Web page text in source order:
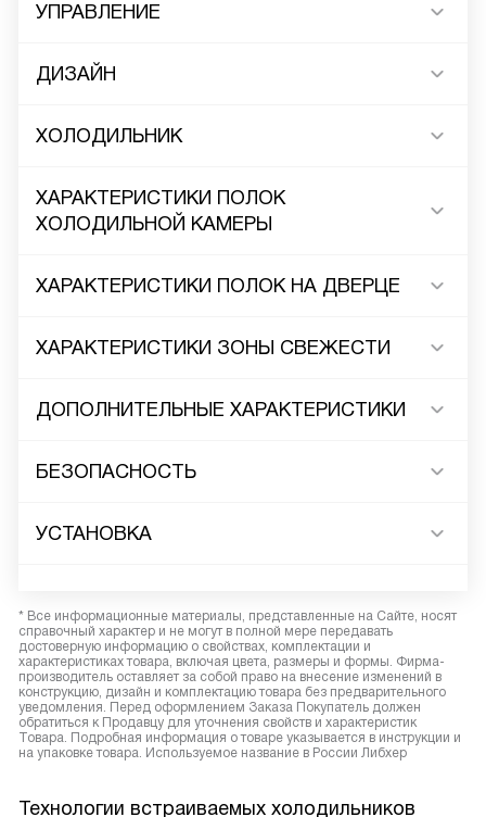
УПРАВЛЕНИЕ
ДИЗАЙН
ХОЛОДИЛЬНИК
ХАРАКТЕРИСТИКИ ПОЛОК
ХОЛОДИЛЬНОЙ КАМЕРЫ
ХАРАКТЕРИСТИКИ ПОЛОК НА ДВЕРЦЕ
ХАРАКТЕРИСТИКИ ЗОНЫ СВЕЖЕСТИ
ДОПОЛНИТЕЛЬНЫЕ ХАРАКТЕРИСТИКИ
БЕЗОПАСНОСТЬ
УСТАНОВКА
* Все информационные материалы, представленные на Сайте, носят
справочный характер и не могут в полной мере передавать
достоверную информацию о свойствах, комплектации и
характеристиках товара, включая цвета, размеры и формы. Фирма-
производитель оставляет за собой право на внесение изменений в
конструкцию, дизайн и комплектацию товара без предварительного
уведомления. Перед оформлением Заказа Покупатель должен
обратиться к Продавцу для уточнения свойств и характеристик
Товара. Подробная информация о товаре указывается в инструкции и
на упаковке товара. Используемое название в России Либхер
Технологии встраиваемых холодильников